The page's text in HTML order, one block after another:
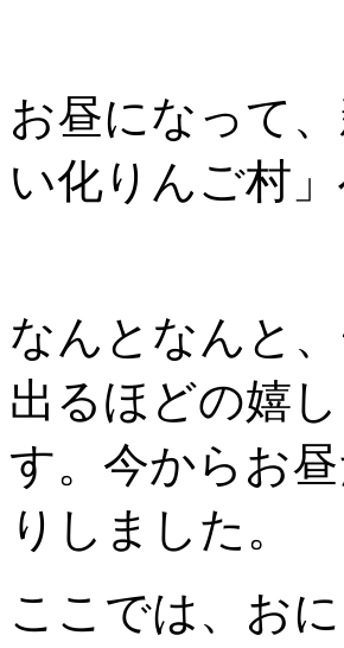
お昼になって
い化りんご村」
なんとなんと
出るほどの嬉
す。今からお
りしました。
ここでは、お